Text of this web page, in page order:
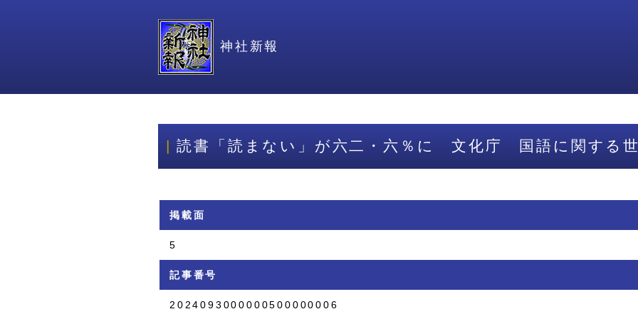
神社新報
読書「読まない」が六二・六％に 文化庁 国語に関する
掲載面
5
記事番号
2024093000000500000006